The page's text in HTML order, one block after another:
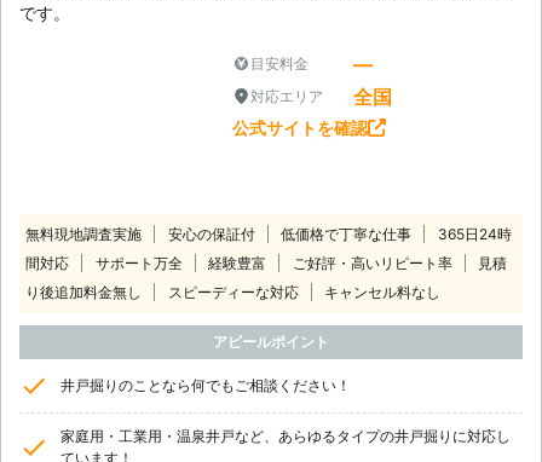
です。
目安料金 ―
対応エリア 全国
公式サイトを確認
無料現地調査実施 安心の保証付 低価格で丁寧な仕事
365日24時
間対応
サポート万全 経験豊富 ご好評・高いリピート率
見積
り後追加料金無し
スピーディーな対応 キャンセル料なし
アピールポイント
井戸掘りのことなら何でもご相談ください！
家庭用・工業用・温泉井戸など、あらゆるタイプの井戸掘りに対応し
ています！